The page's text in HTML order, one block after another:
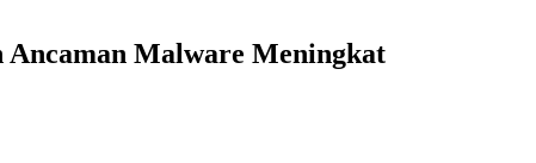
Ancaman Malware Meningkat